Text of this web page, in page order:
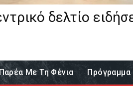
δελτίο
Παρέα Με Τη Φένια